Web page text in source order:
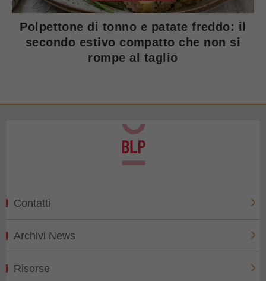
Polpettone di tonno e patate freddo: il
secondo estivo compatto che non si
rompe al taglio
Contatti
Archivi News
Risorse